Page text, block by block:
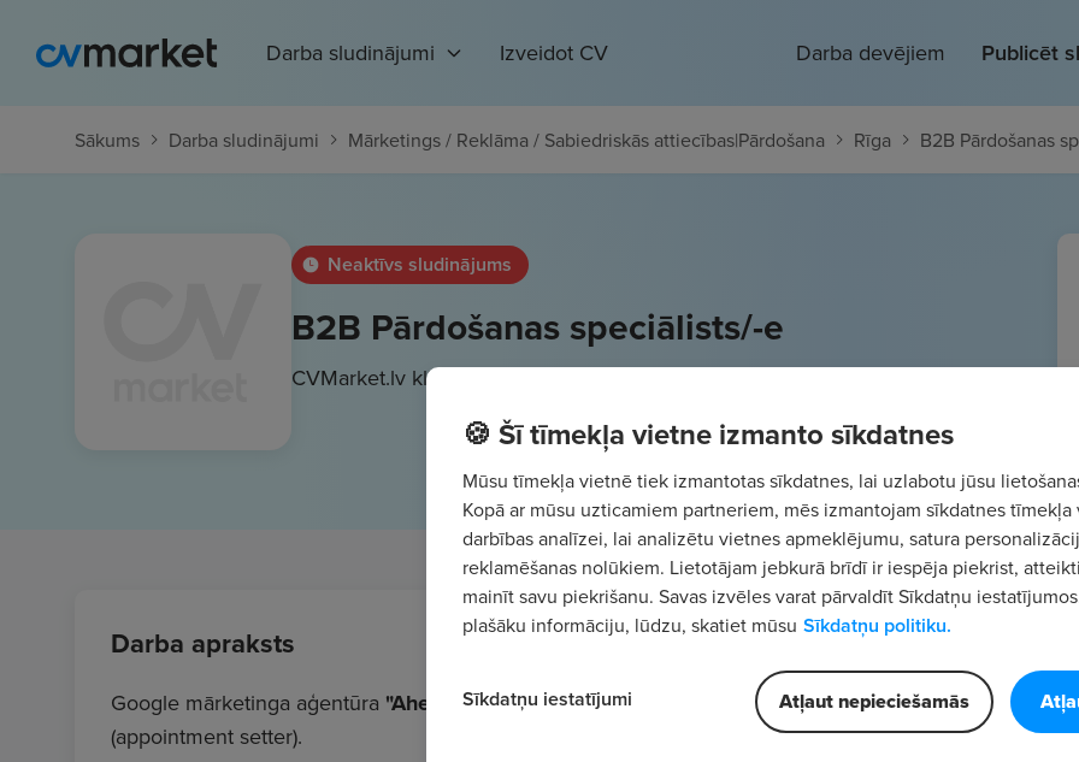
Darba sludinājumi Izveidot CV Darba devējiem Publicēt
Sākums Darba sludinājumi Mārketings / Reklāma / Sabiedriskās attiecības|Pārdošana Rīga B2B Pārdošanas
Neaktīvs sludinājums
B2B Pārdošanas speciālists/-e
CVMarket.lv klients800 - 3500€/mēn.
Darba apraksts
Google mārketinga aģentūra "Ahead Media"meklēB2B Pārdošanas Speciālistu/-i
(appointment setter).
🍪 Šī tīmekļa vietne izmanto sīkdatnes
Mūsu tīmekļa vietnē tiek izmantotas sīkdatnes, lai uzlabotu jūsu
Kopā ar mūsu uzticamiem partneriem, mēs izmantojam sīkdatnes tīmekļa
darbības analīzei, lai analizētu vietnes apmeklējumu, satura
reklamēšanas nolūkiem. Lietotājam jebkurā brīdī ir iespēja piekrist,
mainīt savu piekrišanu. Savas izvēles varat pārvaldīt Sīkdatņu
plašāku informāciju, lūdzu, skatiet mūsu Sīkdatņu politiku.
Sīkdatņu iestatījumi Atļaut nepieciešamās